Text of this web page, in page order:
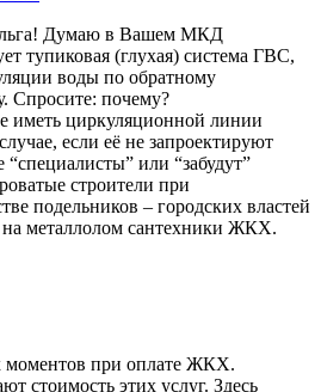
Думаю в Вашем МКД
тупиковая (глухая) система ГВС,
воды по обратному
Спросите: почему?
иметь циркуляционной линии
если её не запроектируют
“специалисты” или “забудут”
строители при
подельников – городских властей
металлолом сантехники ЖКХ.
моментов при оплате ЖКХ.
стоимость этих услуг. Здесь